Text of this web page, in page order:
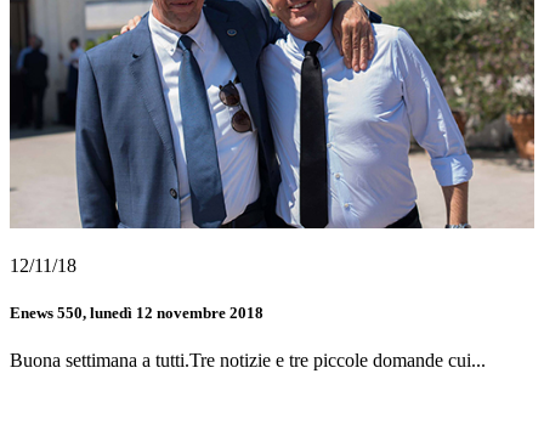
12/11/18
Enews 550, lunedì 12 novembre 2018
Buona settimana a tutti.Tre notizie e tre piccole domande cui...